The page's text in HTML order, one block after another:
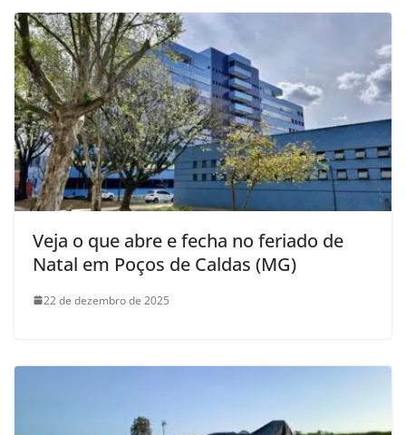
Veja o que abre e fecha no feriado de
Natal em Poços de Caldas (MG)
22 de dezembro de 2025